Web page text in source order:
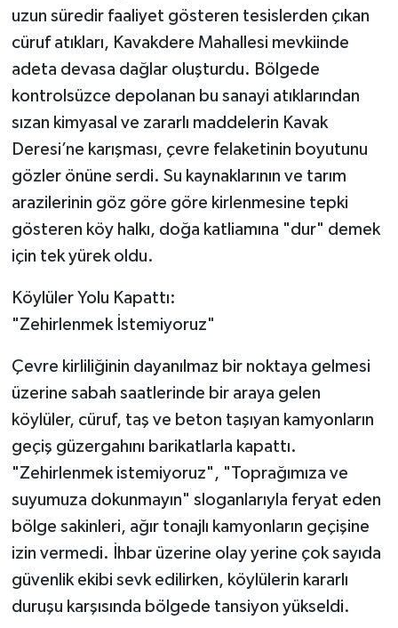
uzun süredir faaliyet gösteren tesislerden çıkan
cüruf atıkları, Kavakdere Mahallesi mevkiinde
adeta devasa dağlar oluşturdu. Bölgede
kontrolsüzce depolanan bu sanayi atıklarından
sızan kimyasal ve zararlı maddelerin Kavak
Deresi’ne karışması, çevre felaketinin boyutunu
gözler önüne serdi. Su kaynaklarının ve tarım
arazilerinin göz göre göre kirlenmesine tepki
gösteren köy halkı, doğa katliamına "dur" demek
için tek yürek oldu.
​Köylüler Yolu Kapattı:
"Zehirlenmek İstemiyoruz"
​Çevre kirliliğinin dayanılmaz bir noktaya gelmesi
üzerine sabah saatlerinde bir araya gelen
köylüler, cüruf, taş ve beton taşıyan kamyonların
geçiş güzergahını barikatlarla kapattı.
"Zehirlenmek istemiyoruz", "Toprağımıza ve
suyumuza dokunmayın" sloganlarıyla feryat eden
bölge sakinleri, ağır tonajlı kamyonların geçişine
izin vermedi. İhbar üzerine olay yerine çok sayıda
güvenlik ekibi sevk edilirken, köylülerin kararlı
duruşu karşısında bölgede tansiyon yükseldi.